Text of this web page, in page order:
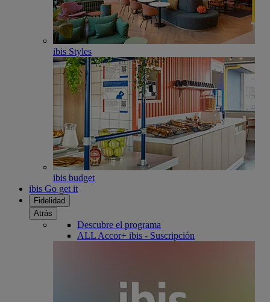
ibis Styles
ibis budget
ibis Go get it
Fidelidad
Atrás
Descubre el programa
ALL Accor+ ibis - Suscripción